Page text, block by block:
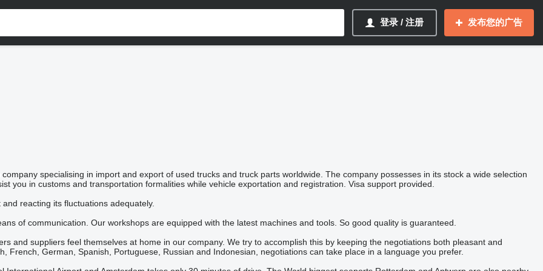
登录 / 注册 发布您的广告
specialising in import and export of used trucks and truck parts worldwide. The company possesses in its stock a wide selection
you in customs and transportation formalities while vehicle exportation and registration. Visa support provided.
reacting its fluctuations adequately.
of communication. Our workshops are equipped with the latest machines and tools. So good quality is guaranteed.
and suppliers feel themselves at home in our company. We try to accomplish this by keeping the negotiations both pleasant and
French, German, Spanish, Portuguese, Russian and Indonesian, negotiations can take place in a language you prefer.